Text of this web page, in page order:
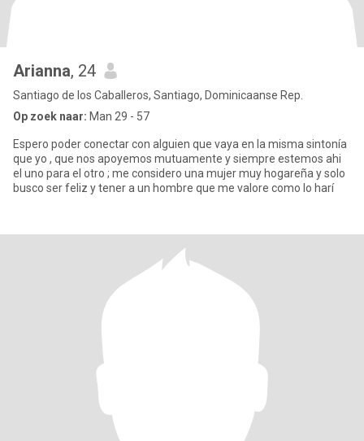
Arianna, 24
Santiago de los Caballeros, Santiago, Dominicaanse Rep.
Op zoek naar: Man 29 - 57
Espero poder conectar con alguien que vaya en la misma sintonía
que yo , que nos apoyemos mutuamente y siempre estemos ahi
el uno para el otro ; me considero una mujer muy hogareña y solo
busco ser feliz y tener a un hombre que me valore como lo harí